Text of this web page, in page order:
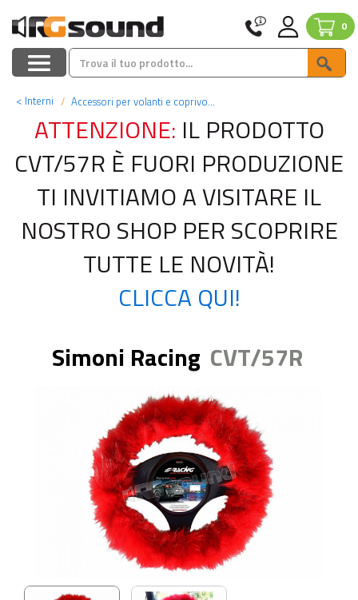
0
< Interni Accessori per volanti e coprivolanti
ATTENZIONE: IL PRODOTTO
CVT/57R È FUORI PRODUZIONE
TI INVITIAMO A VISITARE IL
NOSTRO SHOP PER SCOPRIRE
TUTTE LE NOVITÀ!
CLICCA QUI!
Simoni Racing CVT/57R